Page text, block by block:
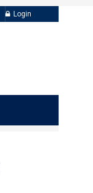
Login